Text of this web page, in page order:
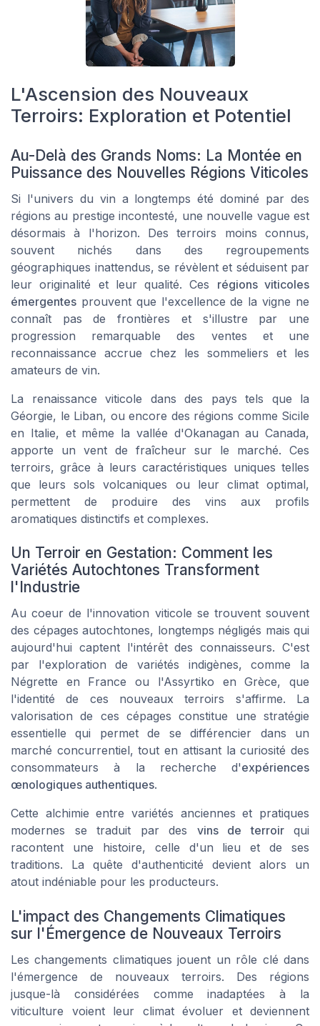
L'Ascension des Nouveaux
Terroirs: Exploration et Potentiel
Au-Delà des Grands Noms: La Montée en
Puissance des Nouvelles Régions Viticoles
Si l'univers du vin a longtemps été dominé par des
régions au prestige incontesté, une nouvelle vague est
désormais à l'horizon. Des terroirs moins connus,
souvent nichés dans des regroupements
géographiques inattendus, se révèlent et séduisent par
leur originalité et leur qualité. Ces régions viticoles
émergentes prouvent que l'excellence de la vigne ne
connaît pas de frontières et s'illustre par une
progression remarquable des ventes et une
reconnaissance accrue chez les sommeliers et les
amateurs de vin.
La renaissance viticole dans des pays tels que la
Géorgie, le Liban, ou encore des régions comme Sicile
en Italie, et même la vallée d'Okanagan au Canada,
apporte un vent de fraîcheur sur le marché. Ces
terroirs, grâce à leurs caractéristiques uniques telles
que leurs sols volcaniques ou leur climat optimal,
permettent de produire des vins aux profils
aromatiques distinctifs et complexes.
Un Terroir en Gestation: Comment les
Variétés Autochtones Transforment
l'Industrie
Au coeur de l'innovation viticole se trouvent souvent
des cépages autochtones, longtemps négligés mais qui
aujourd'hui captent l'intérêt des connaisseurs. C'est
par l'exploration de variétés indigènes, comme la
Négrette en France ou l'Assyrtiko en Grèce, que
l'identité de ces nouveaux terroirs s'affirme. La
valorisation de ces cépages constitue une stratégie
essentielle qui permet de se différencier dans un
marché concurrentiel, tout en attisant la curiosité des
consommateurs à la recherche d'expériences
œnologiques authentiques.
Cette alchimie entre variétés anciennes et pratiques
modernes se traduit par des vins de terroirqui
racontent une histoire, celle d'un lieu et de ses
traditions. La quête d'authenticité devient alors un
atout indéniable pour les producteurs.
L'impact des Changements Climatiques
sur l'Émergence de Nouveaux Terroirs
Les changements climatiques jouent un rôle clé dans
l'émergence de nouveaux terroirs. Des régions
jusque-là considérées comme inadaptées à la
viticulture voient leur climat évoluer et deviennent